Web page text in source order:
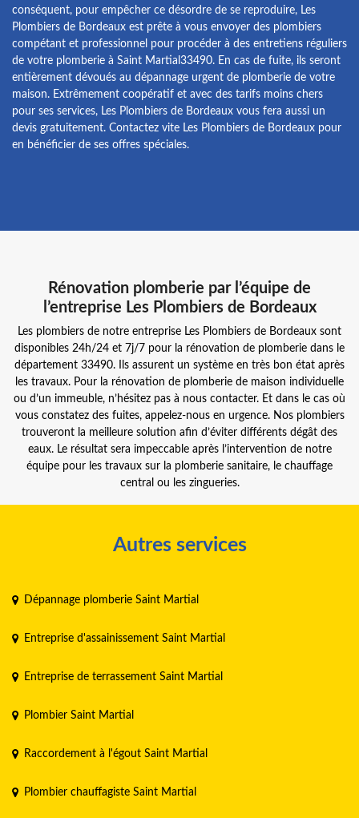
conséquent, pour empêcher ce désordre de se reproduire, Les
Plombiers de Bordeaux est prête à vous envoyer des plombiers
compétant et professionnel pour procéder à des entretiens réguliers
de votre plomberie à Saint Martial33490. En cas de fuite, ils seront
entièrement dévoués au dépannage urgent de plomberie de votre
maison. Extrêmement coopératif et avec des tarifs moins chers
pour ses services, Les Plombiers de Bordeaux vous fera aussi un
devis gratuitement. Contactez vite Les Plombiers de Bordeaux pour
en bénéficier de ses offres spéciales.
Rénovation plomberie par l’équipe de
l’entreprise Les Plombiers de Bordeaux
Les plombiers de notre entreprise Les Plombiers de Bordeaux sont
disponibles 24h/24 et 7j/7 pour la rénovation de plomberie dans le
département 33490. Ils assurent un système en très bon état après
les travaux. Pour la rénovation de plomberie de maison individuelle
ou d’un immeuble, n’hésitez pas à nous contacter. Et dans le cas où
vous constatez des fuites, appelez-nous en urgence. Nos plombiers
trouveront la meilleure solution afin d’éviter différents dégât des
eaux. Le résultat sera impeccable après l’intervention de notre
équipe pour les travaux sur la plomberie sanitaire, le chauffage
central ou les zingueries.
Autres services
Dépannage plomberie Saint Martial
Entreprise d'assainissement Saint Martial
Entreprise de terrassement Saint Martial
Plombier Saint Martial
Raccordement à l'égout Saint Martial
Plombier chauffagiste Saint Martial